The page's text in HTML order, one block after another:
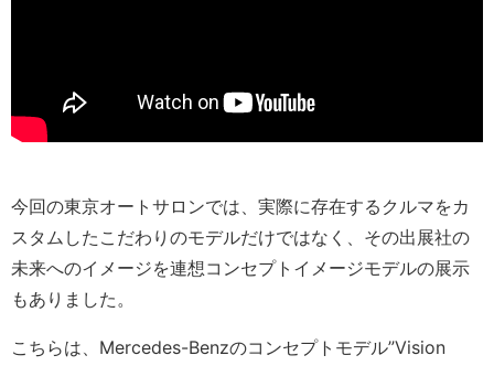
今回の東京オートサロンでは、実際に存在するクルマをカ
スタムしたこだわりのモデルだけではなく、その出展社の
未来へのイメージを連想コンセプトイメージモデルの展示
もありました。
こちらは、Mercedes-Benzのコンセプトモデル”Vision